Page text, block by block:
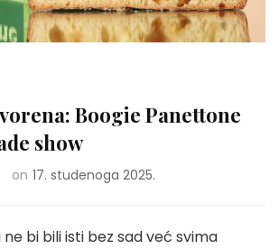
Boogie Panettone
show
on 17. studenoga 2025.
bi bili isti bez sad već svima